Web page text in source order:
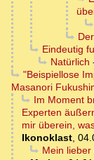
Eindeutig
Natürlich
"Beispiellose
Masanori
Im Moment
Experten
mir überein,
Ikonoklast,
Mein